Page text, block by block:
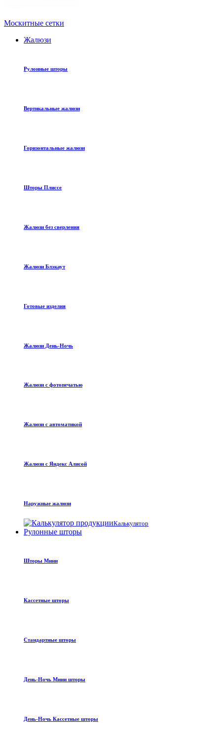
Москитные сетки
Жалюзи
Рулонные шторы
Вертикальные жалюзи
Горизонтальные жалюзи
Шторы Плиссе
Жалюзи без сверления
Жалюзи Блэкаут
Готовые изделия
Жалюзи День-Ночь
Жалюзи с фотопечатью
Жалюзи с автоматикой
Жалюзи с Яндекс Алисой
Наружные жалюзи
Калькулятор
Рулонные шторы
Шторы Мини
Кассетные шторы
Стандартные шторы
День-Ночь Мини шторы
День-Ночь Кассетные шторы